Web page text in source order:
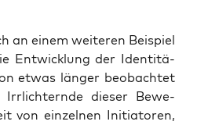
an einem wei­te­ren Bei­spiel
Ent­wick­lung der Iden­ti­tä­
etwas län­ger beob­ach­tet
die­ser Bewe­
von ein­zel­nen Initia­to­ren,